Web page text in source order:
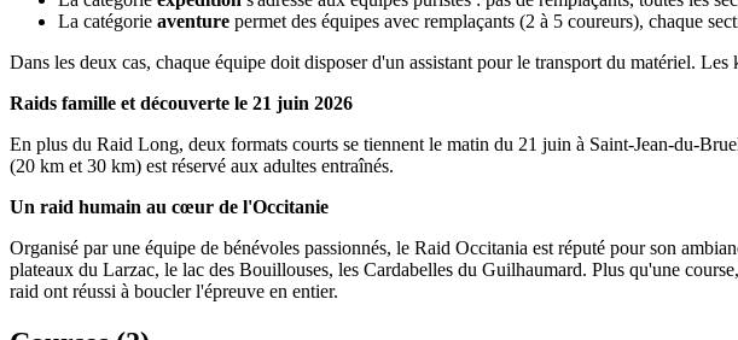
La catégorie aventure permet des équipes avec remplaçants (2 à 5 coureurs), chaque
Dans les deux cas, chaque équipe doit disposer d'un assistant pour le transport du matériel.
Raids famille et découverte le 21 juin 2026
En plus du Raid Long, deux formats courts se tiennent le matin du 21 juin à Saint-Jean-du-
(20 km et 30 km) est réservé aux adultes entraînés.
Un raid humain au cœur de l'Occitanie
Organisé par une équipe de bénévoles passionnés, le Raid Occitania est réputé pour son
plateaux du Larzac, le lac des Bouillouses, les Cardabelles du Guilhaumard. Plus qu'une
raid ont réussi à boucler l'épreuve en entier.